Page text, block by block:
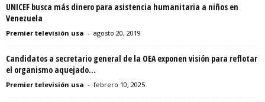
UNICEF busca más dinero para asistencia humanitaria a niños en
Venezuela
Premier televisión usa - agosto 20, 2019
Candidatos a secretario general de la OEA exponen visión para reflotar
el organismo aquejado...
Premier televisión usa - febrero 10, 2025